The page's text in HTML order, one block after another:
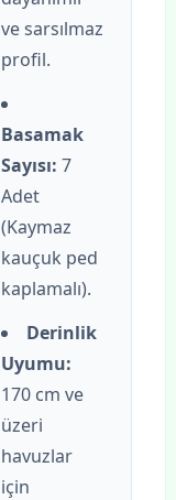
ve sarsılmaz
profil.
Basamak
Sayısı: 7
Adet
(Kaymaz
kauçuk ped
kaplamalı).
Derinlik
Uyumu:
170 cm ve
üzeri
havuzlar
için